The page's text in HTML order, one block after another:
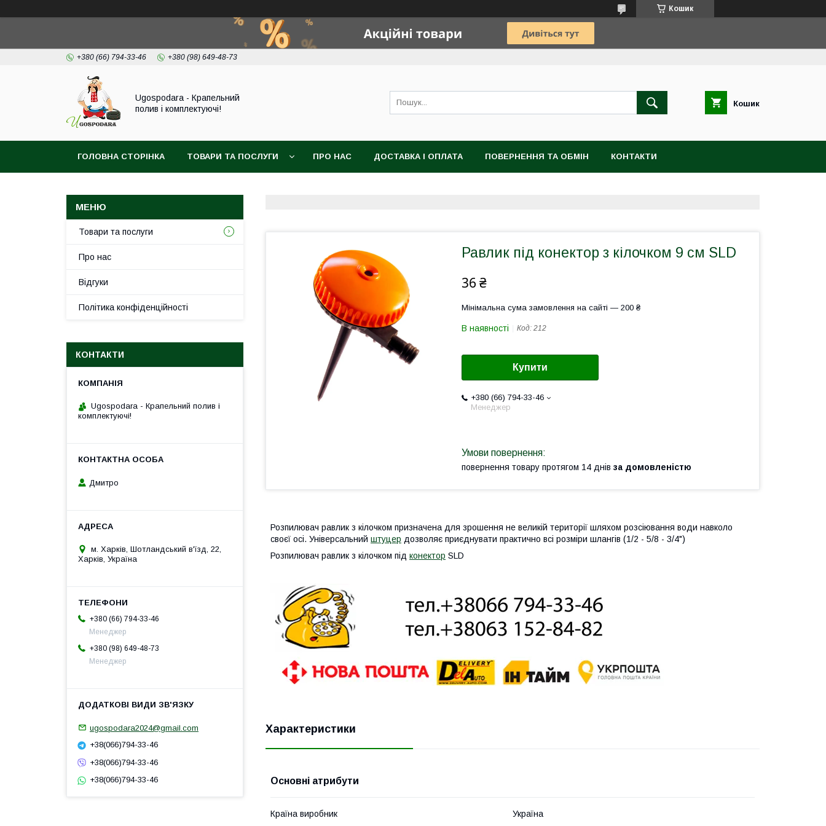
Кошик
+380 (66) 794-33-46 +380 (98) 649-48-73
Ugospodara - Крапельний
полив і комплектуючі!
Кошик
ГОЛОВНА СТОРІНКА ТОВАРИ ТА ПОСЛУГИ ПРО НАС ДОСТАВКА І ОПЛАТА ПОВЕРНЕННЯ ТА ОБМІН КОНТАКТИ
Равлик під конектор з кілочком 9 см SLD
36 ₴
Мінімальна сума замовлення на сайті — 200 ₴
В наявності Код: 212
Купити
+380 (66) 794-33-46
Менеджер
повернення товару протягом 14 днів за домовленістю
Розпилювач равлик з кілочком призначена для зрошення не великій території шляхом розсіювання води навколо
своєї осі. Універсальний штуцер дозволяє приєднувати практично всі розміри шлангів (1/2 - 5/8 - 3/4")
Розпилювач равлик з кілочком під конектор SLD
Характеристики
Основні атрибути
Країна виробник Україна
Товари та послуги
Про нас
Відгуки
Політика конфіденційності
КОНТАКТИ
Ugospodara - Крапельний полив і
комплектуючі!
Дмитро
м. Харків, Шотландський в'їзд, 22,
Харків, Україна
+380 (66) 794-33-46
Менеджер
+380 (98) 649-48-73
Менеджер
ugospodara2024@gmail.com
+38(066)794-33-46
+38(066)794-33-46
+38(066)794-33-46